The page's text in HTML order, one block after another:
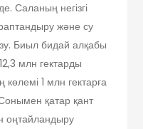
Саланың негізгі
және су
Биыл бидай алқабы
млн гектарды
1 млн гектарға
қатар қант
оңтайландыру